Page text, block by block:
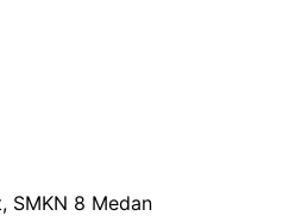
SMKN 8 Medan